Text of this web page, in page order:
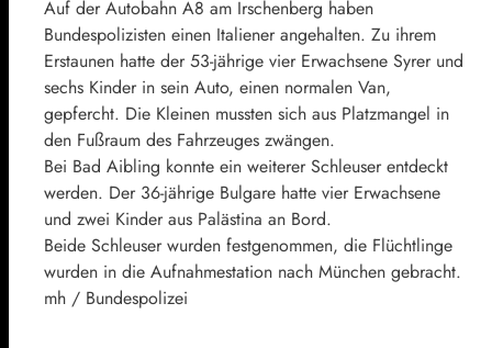
Auf der Autobahn A8 am Irschenberg haben
Bundespolizisten einen Italiener angehalten. Zu ihrem
Erstaunen hatte der 53-jährige vier Erwachsene Syrer und
sechs Kinder in sein Auto, einen normalen Van,
gepfercht. Die Kleinen mussten sich aus Platzmangel in
den Fußraum des Fahrzeuges zwängen.
Bei Bad Aibling konnte ein weiterer Schleuser entdeckt
werden. Der 36-jährige Bulgare hatte vier Erwachsene
und zwei Kinder aus Palästina an Bord.
Beide Schleuser wurden festgenommen, die Flüchtlinge
wurden in die Aufnahmestation nach München gebracht.
mh / Bundespolizei